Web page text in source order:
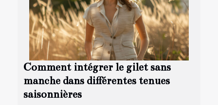
Comment intégrer le gilet sans
manche dans différentes tenues
saisonnières